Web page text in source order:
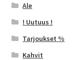
Ale
! Uutuus !
Tarjoukset %
Kahvit